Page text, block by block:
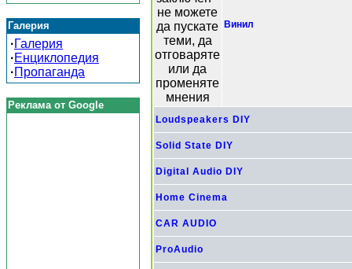
Галерия
·Галерия
·Енциклопедия
·Пропаганда
Реклама от Google
Винил
Loudspeakers DIY
Solid State DIY
Digital Audio DIY
Home Cinema
CAR AUDIO
ProAudio